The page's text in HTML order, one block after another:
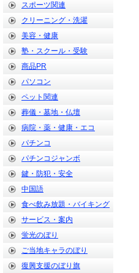
スポーツ関連
クリーニング・洗濯
美容・健康
塾・スクール・受験
商品PR
パソコン
ペット関連
葬儀・墓地・仏壇
病院・薬・健康・エコ
パチンコ
パチンコジャンボ
鍵・防犯・安全
中国語
食べ飲み放題・バイキング
サービス・案内
蛍光のぼり
ご当地キャラのぼり
復興支援のぼり旗